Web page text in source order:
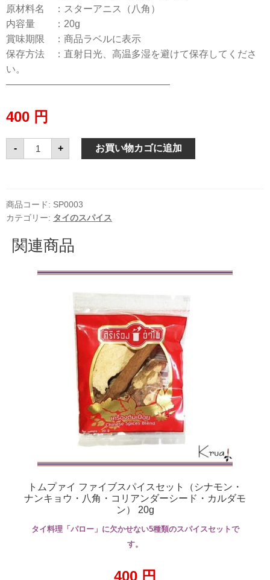
原材料名 ：スターアニス（八角）
内容量 ：20g
賞味期限 ：商品ラベルに表示
保存方法 ：直射日光、高温多湿を避けて保存してくださ
い。
—————————————————
400 円
-
ス
ー
八
角
ポ
ガ
20g
+ お買い物カゴに追加
商品コード: SP0003
カテゴリー: タイのスパイス
関連商品
トムプァイ ファイブスパイスセット（シナモン・
ナンキョウ・八角・コリアンダーシード・カルダモ
ン） 20g
タイ料理「パロー」に欠かせない5種類のスパイスセットで
す。
400 円